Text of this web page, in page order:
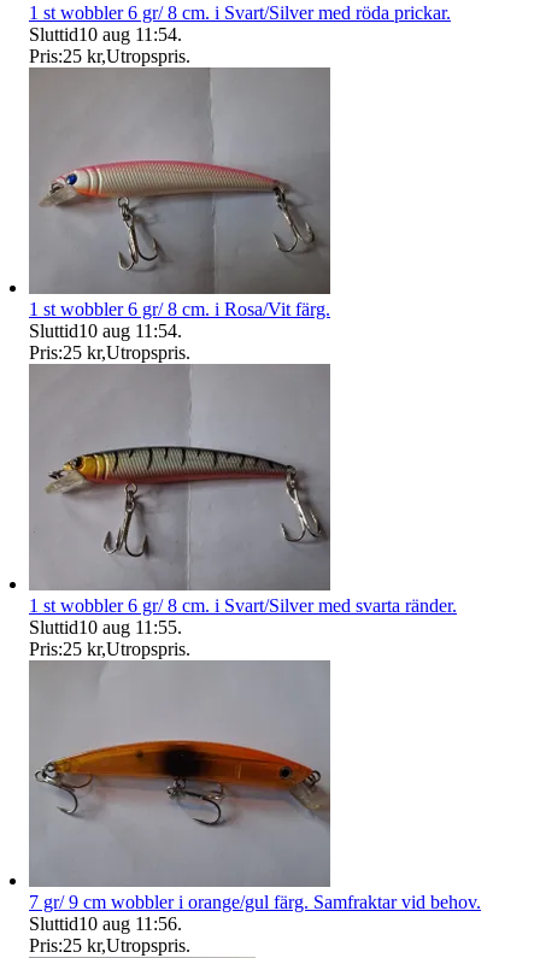
1 st wobbler 6 gr/ 8 cm. i Svart/Silver med röda prickar.
Sluttid10 aug 11:54.
Pris:25 kr,Utropspris.
1 st wobbler 6 gr/ 8 cm. i Rosa/Vit färg.
Sluttid10 aug 11:54.
Pris:25 kr,Utropspris.
1 st wobbler 6 gr/ 8 cm. i Svart/Silver med svarta ränder.
Sluttid10 aug 11:55.
Pris:25 kr,Utropspris.
7 gr/ 9 cm wobbler i orange/gul färg. Samfraktar vid behov.
Sluttid10 aug 11:56.
Pris:25 kr,Utropspris.